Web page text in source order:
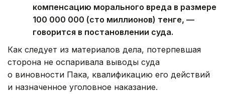
компенсацию морального вреда в размере
100 000 000 (сто миллионов) тенге, —
говорится в постановлении суда.
Как следует из материалов дела, потерпевшая
сторона не оспаривала выводы суда
о виновности Пака, квалификацию его действий
и назначенное уголовное наказание.